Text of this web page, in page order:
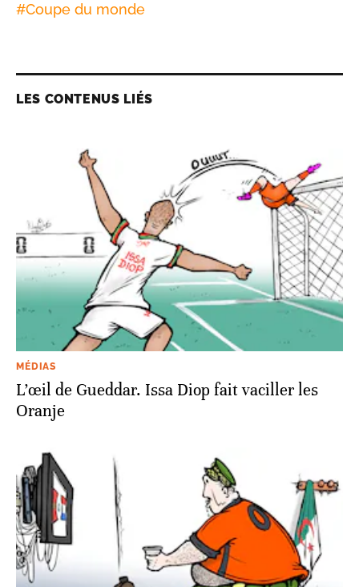
#Coupe du monde
LES CONTENUS LIÉS
MÉDIAS
L’œil de Gueddar. Issa Diop fait vaciller les
Oranje